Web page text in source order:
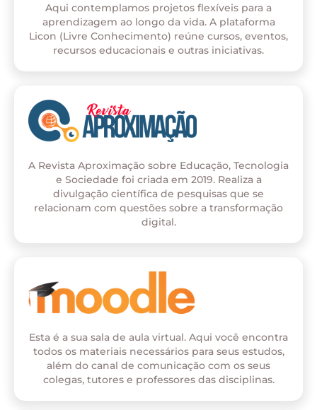
Aqui contemplamos projetos flexíveis para a
aprendizagem ao longo da vida. A plataforma
Licon (Livre Conhecimento) reúne cursos, eventos,
recursos educacionais e outras iniciativas.
A Revista Aproximação sobre Educação, Tecnologia
e Sociedade foi criada em 2019. Realiza a
divulgação científica de pesquisas que se
relacionam com questões sobre a transformação
digital.
Esta é a sua sala de aula virtual. Aqui você encontra
todos os materiais necessários para seus estudos,
além do canal de comunicação com os seus
colegas, tutores e professores das disciplinas.